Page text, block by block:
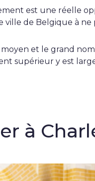
est une réelle
de Belgique à ne
et le grand
supérieur y est
à